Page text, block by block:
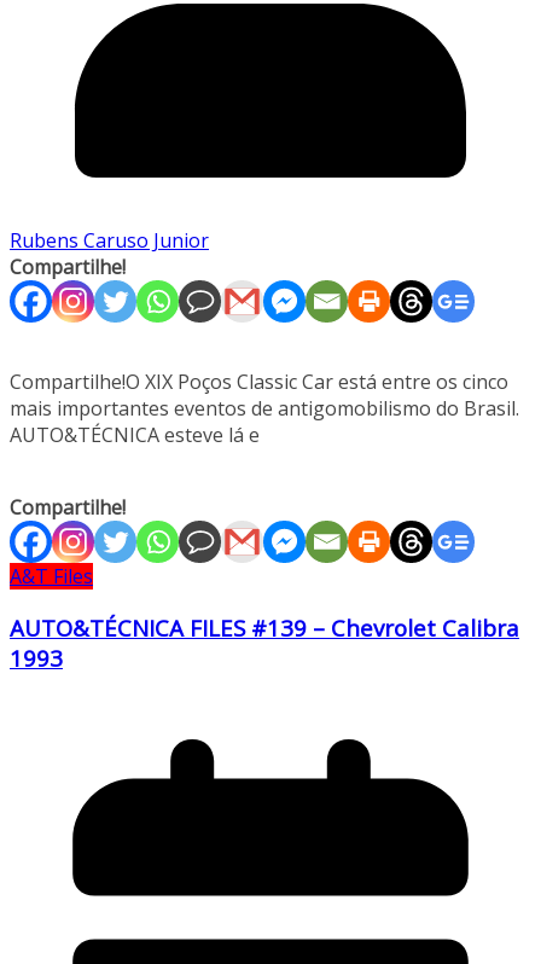
Rubens Caruso Junior
Compartilhe!
Compartilhe!O XIX Poços Classic Car está entre os cinco
mais importantes eventos de antigomobilismo do Brasil.
AUTO&TÉCNICA esteve lá e
Compartilhe!
A&T Files
AUTO&TÉCNICA FILES #139 – Chevrolet Calibra
1993